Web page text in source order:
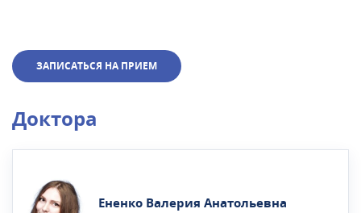
ЗАПИСАТЬСЯ НА ПРИЕМ
Доктора
Ененко Валерия Анатольевна